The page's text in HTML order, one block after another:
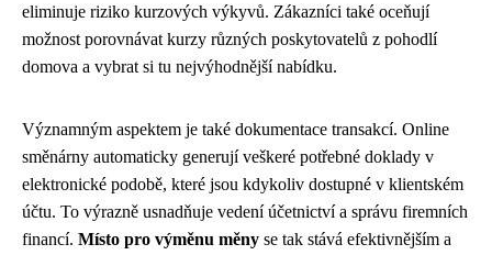
eliminuje riziko kurzových výkyvů. Zákazníci také oceňují
možnost porovnávat kurzy různých poskytovatelů z pohodlí
domova a vybrat si tu nejvýhodnější nabídku.
Významným aspektem je také dokumentace transakcí. Online
směnárny automaticky generují veškeré potřebné doklady v
elektronické podobě, které jsou kdykoliv dostupné v klientském
účtu. To výrazně usnadňuje vedení účetnictví a správu firemních
financí. Místo pro výměnu měny se tak stává efektivnějším a